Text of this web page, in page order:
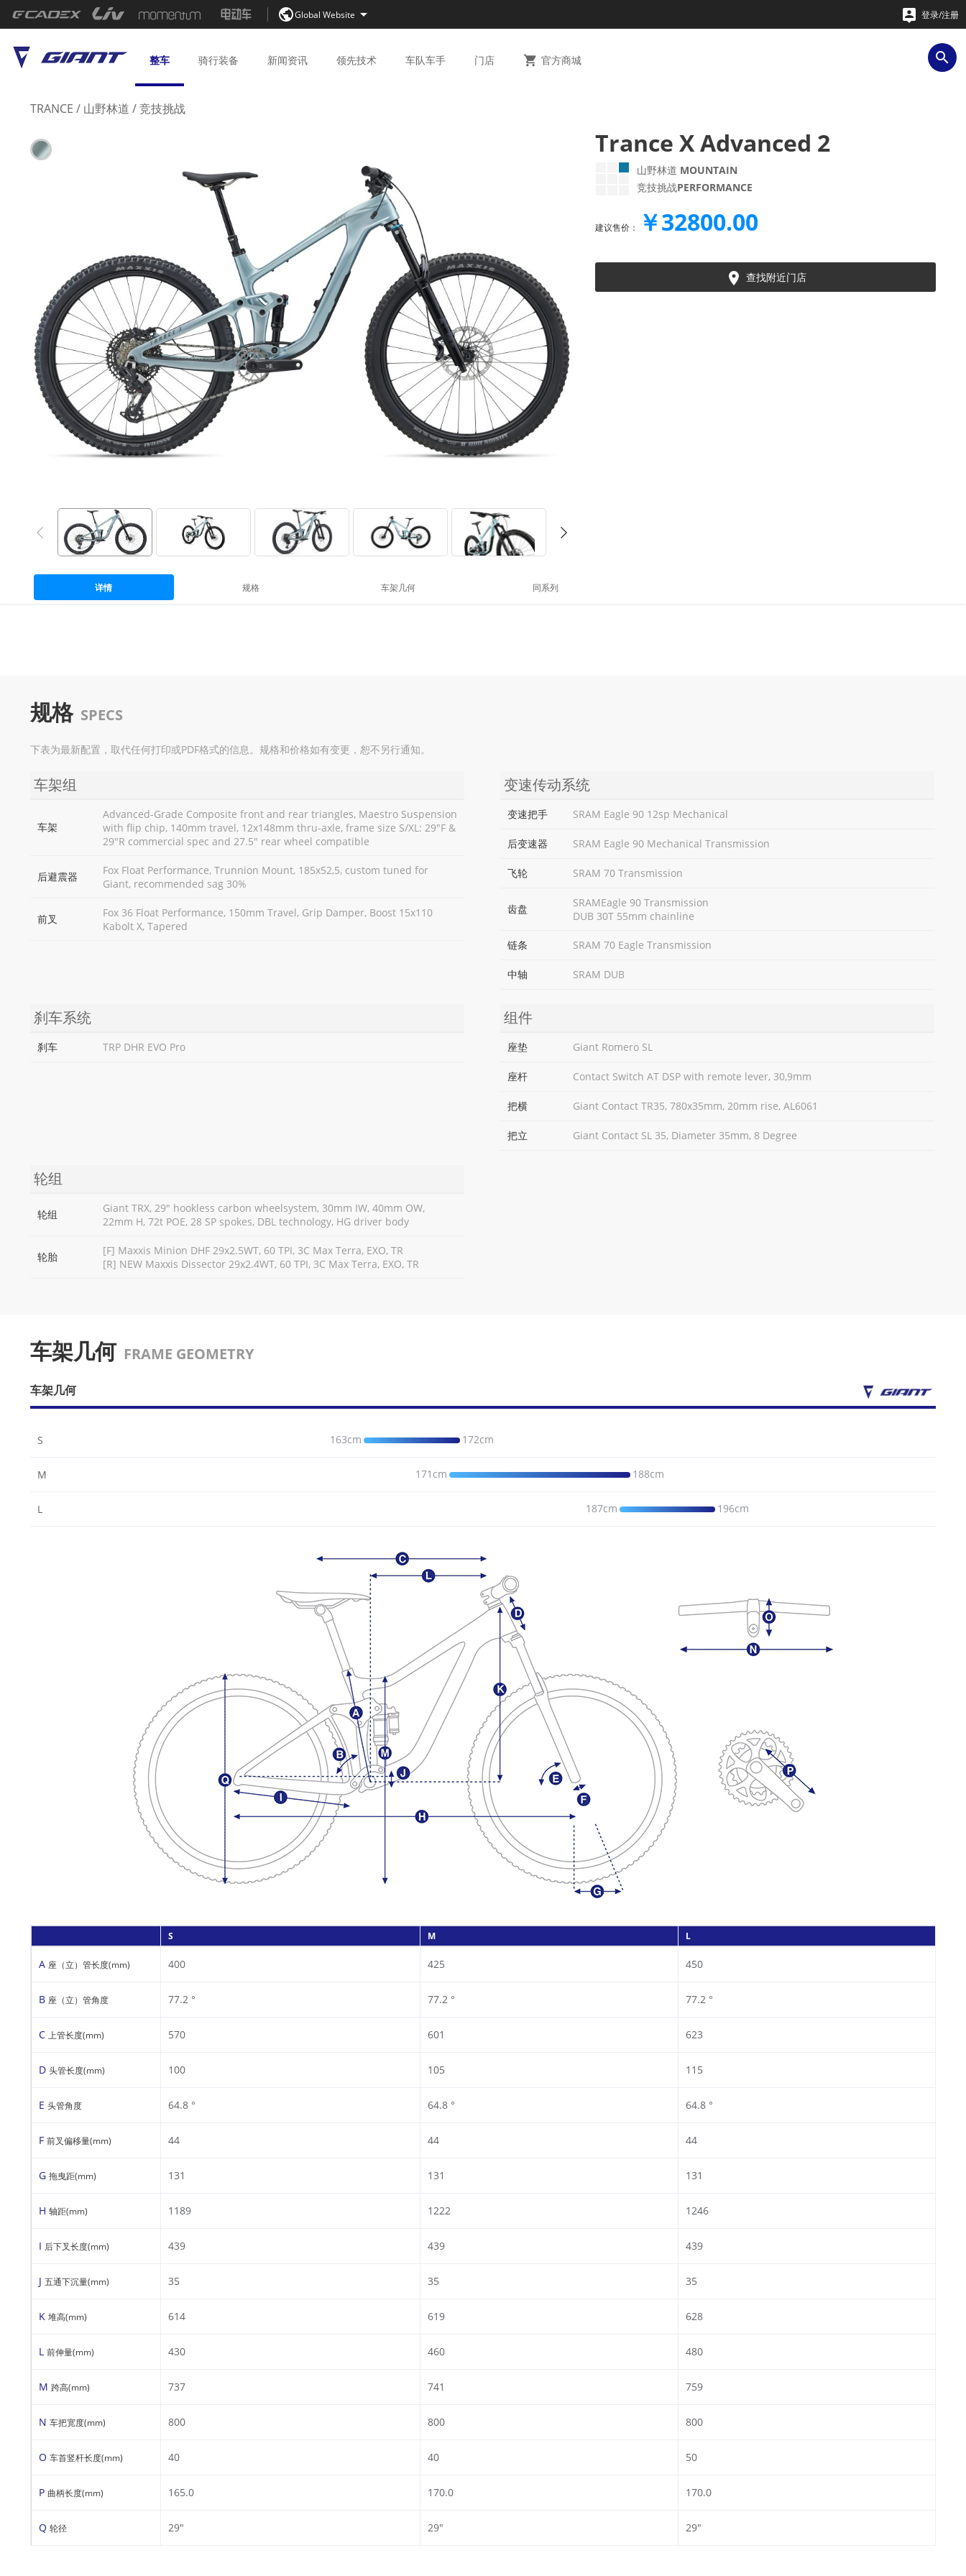
Global Website   登录/注册
整车 骑行装备 新闻资讯 领先技术 车队车手 门店  官方商城 
TRANCE / 山野林道 /竞技挑战
Trance X Advanced 2
山野林道 MOUNTAIN
竞技挑战PERFORMANCE
建议售价： ￥32800.00
 查找附近门店
详情 规格 车架几何 同系列
规格 SPECS
下表为最新配置，取代任何打印或PDF格式的信息。规格和价格如有变更，恕不另行通知。
车架组
车架
Advanced-Grade Composite front and rear triangles, Maestro Suspension
with flip chip, 140mm travel, 12x148mm thru-axle, frame size S/XL: 29"F &
29"R commercial spec and 27.5" rear wheel compatible
后避震器
Fox Float Performance, Trunnion Mount, 185x52,5, custom tuned for
Giant, recommended sag 30%
前叉
Fox 36 Float Performance, 150mm Travel, Grip Damper, Boost 15x110
Kabolt X, Tapered
变速传动系统
变速把手 SRAM Eagle 90 12sp Mechanical
后变速器 SRAM Eagle 90 Mechanical Transmission
飞轮 SRAM 70 Transmission
齿盘
SRAMEagle 90 Transmission
DUB 30T 55mm chainline
链条 SRAM 70 Eagle Transmission
中轴 SRAM DUB
刹车系统
刹车 TRP DHR EVO Pro
组件
座垫 Giant Romero SL
座杆 Contact Switch AT DSP with remote lever, 30,9mm
把横 Giant Contact TR35, 780x35mm, 20mm rise, AL6061
把立 Giant Contact SL 35, Diameter 35mm, 8 Degree
轮组
轮组
Giant TRX, 29" hookless carbon wheelsystem, 30mm IW, 40mm OW,
22mm H, 72t POE, 28 SP spokes, DBL technology, HG driver body
轮胎
[F] Maxxis Minion DHF 29x2.5WT, 60 TPI, 3C Max Terra, EXO, TR
[R] NEW Maxxis Dissector 29x2.4WT, 60 TPI, 3C Max Terra, EXO, TR
车架几何 FRAME GEOMETRY
车架几何
S 163cm 172cm
M 171cm 188cm
L 187cm 196cm
S M L
A 座（立）管长度(mm) 400 425 450
B 座（立）管角度 77.2 ° 77.2 ° 77.2 °
C 上管长度(mm) 570 601 623
D 头管长度(mm) 100 105 115
E 头管角度 64.8 ° 64.8 ° 64.8 °
F 前叉偏移量(mm) 44 44 44
G 拖曳距(mm) 131 131 131
H 轴距(mm) 1189 1222 1246
I 后下叉长度(mm) 439 439 439
J 五通下沉量(mm) 35 35 35
K 堆高(mm) 614 619 628
L 前伸量(mm) 430 460 480
M 跨高(mm) 737 741 759
N 车把宽度(mm) 800 800 800
O 车首竖杆长度(mm) 40 40 50
P 曲柄长度(mm) 165.0 170.0 170.0
Q 轮径 29" 29" 29"